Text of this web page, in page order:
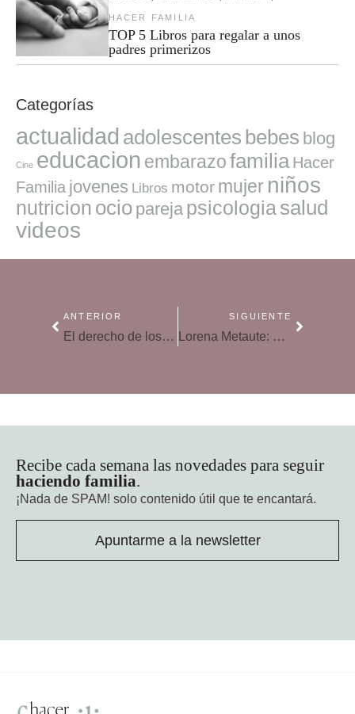
HACER FAMILIA
TOP 5 Libros para regalar a unos
padres primerizos
Categorías
actualidad adolescentes bebes blog
Cine educacion embarazofamilia Hacer
Familia jovenes Libros motor mujer niños
nutricion ocio pareja psicologiasalud
videos
ANTERIOR
El derecho de los niños de crecer en familia
SIGUIENTE
Lorena Metaute: «Todas las personas vivimos una vida inspiradora que merece ser contada a su familia»
Recibe cada semana las novedades para seguir
haciendo familia.
¡Nada de SPAM! solo contenido útil que te encantará.
Apuntarme a la newsletter